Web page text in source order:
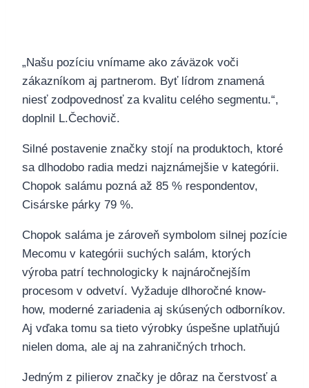
„Našu pozíciu vnímame ako záväzok voči
zákazníkom aj partnerom. Byť lídrom znamená
niesť zodpovednosť za kvalitu celého segmentu.“,
doplnil L.Čechovič.
Silné postavenie značky stojí na produktoch, ktoré
sa dlhodobo radia medzi najznámejšie v kategórii.
Chopok salámu pozná až 85 % respondentov,
Cisárske párky 79 %.
Chopok saláma je zároveň symbolom silnej pozície
Mecomu v kategórii suchých salám, ktorých
výroba patrí technologicky k najnáročnejším
procesom v odvetví. Vyžaduje dlhoročné know-
how, moderné zariadenia aj skúsených odborníkov.
Aj vďaka tomu sa tieto výrobky úspešne uplatňujú
nielen doma, ale aj na zahraničných trhoch.
Jedným z pilierov značky je dôraz na čerstvosť a